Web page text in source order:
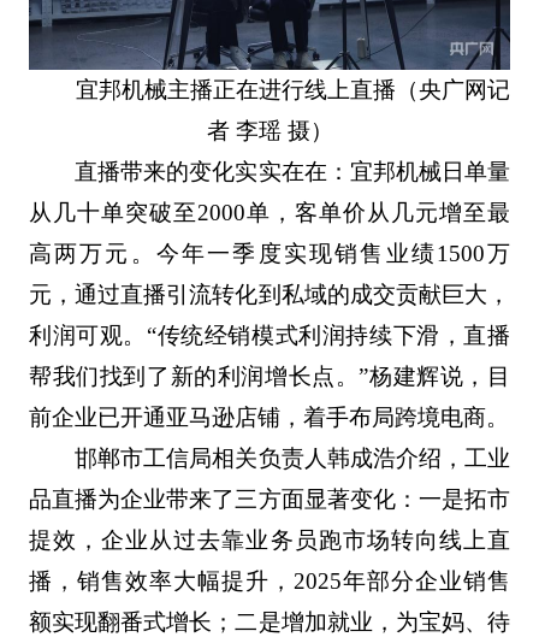
宜邦机械主播正在进行线上直播（央广网记
者 李瑶 摄）
直播带来的变化实实在在：宜邦机械日单量
从几十单突破至2000单，客单价从几元增至最
高两万元。今年一季度实现销售业绩1500万
元，通过直播引流转化到私域的成交贡献巨大，
利润可观。“传统经销模式利润持续下滑，直播
帮我们找到了新的利润增长点。”杨建辉说，目
前企业已开通亚马逊店铺，着手布局跨境电商。
邯郸市工信局相关负责人韩成浩介绍，工业
品直播为企业带来了三方面显著变化：一是拓市
提效，企业从过去靠业务员跑市场转向线上直
播，销售效率大幅提升，2025年部分企业销售
额实现翻番式增长；二是增加就业，为宝妈、待